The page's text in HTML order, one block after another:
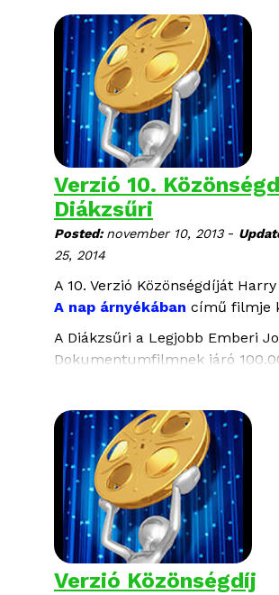
Verzió 10.
Diákzsűri
Posted:november 10, 2013 -
25, 2014
A 10. Verzió Közönségdíját
A nap árnyékában című filmje
A Diákzsűri a Legjobb Emberi
Dokumentumfilmnek járó
Diákzsűri nyilatkozat
Verzió Közönségdíj